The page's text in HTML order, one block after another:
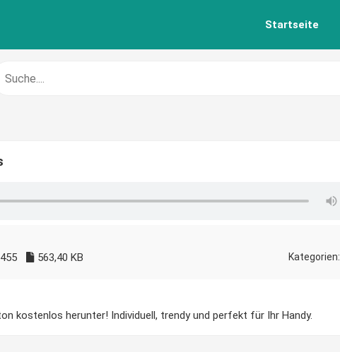
Startseite
455 563,40 KB Kategorien:
kostenlos herunter! Individuell, trendy und perfekt für Ihr Handy.